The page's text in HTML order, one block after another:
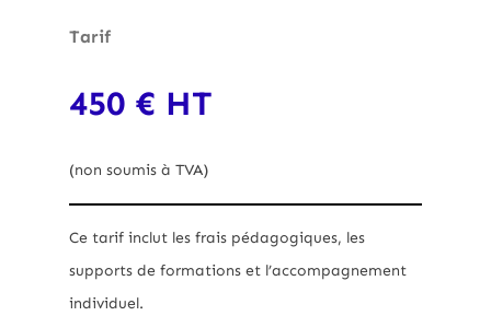
Tarif
450 € HT
(non soumis à TVA)
Ce tarif inclut les frais pédagogiques, les
supports de formations et l’accompagnement
individuel.